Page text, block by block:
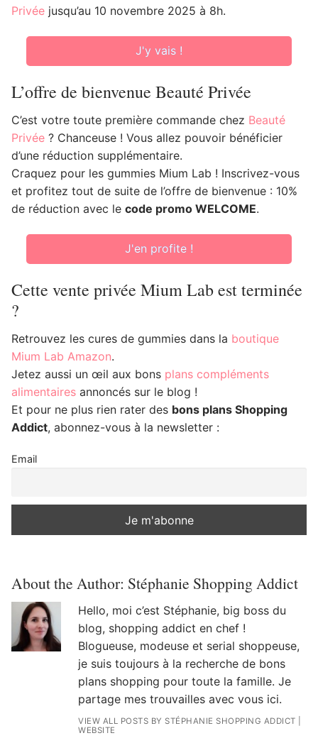
Privée jusqu’au 10 novembre 2025 à 8h.
J'y vais !
L’offre de bienvenue Beauté Privée
C’est votre toute première commande chez Beauté
Privée ? Chanceuse ! Vous allez pouvoir bénéficier
d’une réduction supplémentaire.
Craquez pour les gummies Mium Lab ! Inscrivez-vous
et profitez tout de suite de l’offre de bienvenue : 10%
de réduction avec le code promo WELCOME.
J'en profite !
Cette vente privée Mium Lab est terminée
?
Retrouvez les cures de gummies dans la boutique
Mium Lab Amazon.
Jetez aussi un œil aux bons plans compléments
alimentaires annoncés sur le blog !
Et pour ne plus rien rater des bons plans Shopping
Addict, abonnez-vous à la newsletter :
Email
About the Author: Stéphanie Shopping Addict
Hello, moi c’est Stéphanie, big boss du
blog, shopping addict en chef !
Blogueuse, modeuse et serial shoppeuse,
je suis toujours à la recherche de bons
plans shopping pour toute la famille. Je
partage mes trouvailles avec vous ici.
VIEW ALL POSTS BY STÉPHANIE SHOPPING ADDICT
WEBSITE